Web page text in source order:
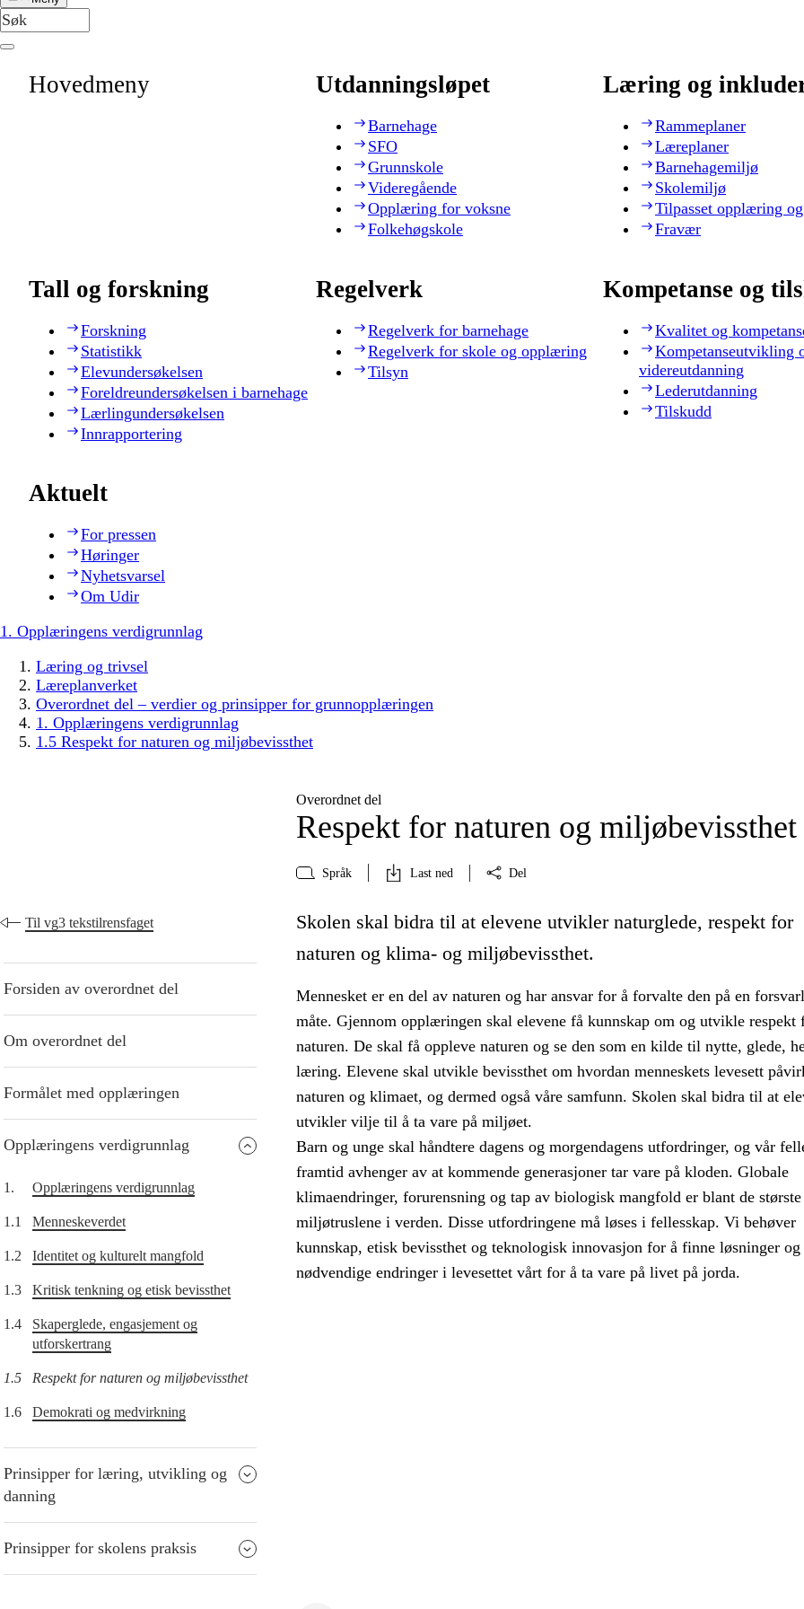
Hovedmeny Utdanningsløpet
Barnehage
SFO
Grunnskole
Videregående
Opplæring for voksne
Folkehøgskole
Læring og
Rammeplaner
Læreplaner
Barnehagemiljø
Skolemiljø
Tilpasset opplæring
Fravær
Tall og forskning
Forskning
Statistikk
Elevundersøkelsen
Foreldreundersøkelsen i barnehage
Lærlingundersøkelsen
Innrapportering
Regelverk
Regelverk for barnehage
Regelverk for skole og opplæring
Tilsyn
Kompetanse og
Kvalitet og
Kompetanseutvikling
videreutdanning
Lederutdanning
Tilskudd
Aktuelt
For pressen
Høringer
Nyhetsvarsel
Om Udir
1. Opplæringens verdigrunnlag
Læring og trivsel
Læreplanverket
Overordnet del – verdier og prinsipper for grunnopplæringen
1. Opplæringens verdigrunnlag
1.5 Respekt for naturen og miljøbevissthet
Overordnet del
Respekt for naturen og miljøbevissthet
Språk Last ned Del
Til vg3 tekstilrensfaget
Forsiden av overordnet del
Om overordnet del
Formålet med opplæringen
Opplæringens verdigrunnlag
1. Opplæringens verdigrunnlag
1.1 Menneskeverdet
1.2 Identitet og kulturelt mangfold
1.3 Kritisk tenkning og etisk bevissthet
1.4
Skaperglede, engasjement og
utforskertrang
1.5 Respekt for naturen og miljøbevissthet
1.6 Demokrati og medvirkning
Prinsipper for læring, utvikling og
danning
Prinsipper for skolens praksis
Skolen skal bidra til at elevene utvikler naturglede, respekt for
naturen og klima- og miljøbevissthet.
Mennesket er en del av naturen og har ansvar for å forvalte den på en
måte. Gjennom opplæringen skal elevene få kunnskap om og utvikle respekt
naturen. De skal få oppleve naturen og se den som en kilde til nytte, glede,
læring. Elevene skal utvikle bevissthet om hvordan menneskets levesett
naturen og klimaet, og dermed også våre samfunn. Skolen skal bidra til at
utvikler vilje til å ta vare på miljøet.
Barn og unge skal håndtere dagens og morgendagens utfordringer, og vår
framtid avhenger av at kommende generasjoner tar vare på kloden. Globale
klimaendringer, forurensning og tap av biologisk mangfold er blant de største
miljøtruslene i verden. Disse utfordringene må løses i fellesskap. Vi behøver
kunnskap, etisk bevissthet og teknologisk innovasjon for å finne løsninger
nødvendige endringer i levesettet vårt for å ta vare på livet på jorda.